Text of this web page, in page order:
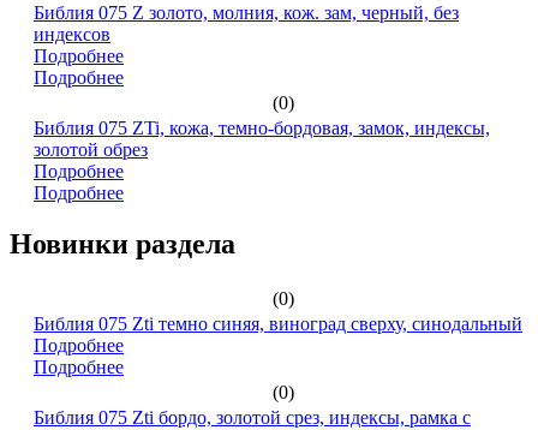
Библия 075 Z золото, молния, кож. зам, черный, без
индексов
Подробнее
Подробнее
(0)
Библия 075 ZTi, кожа, темно-бордовая, замок, индексы,
золотой обрез
Подробнее
Подробнее
Новинки раздела
(0)
Библия 075 Zti темно синяя, виноград сверху, синодальный
Подробнее
Подробнее
(0)
Библия 075 Zti бордо, золотой срез, индексы, рамка с